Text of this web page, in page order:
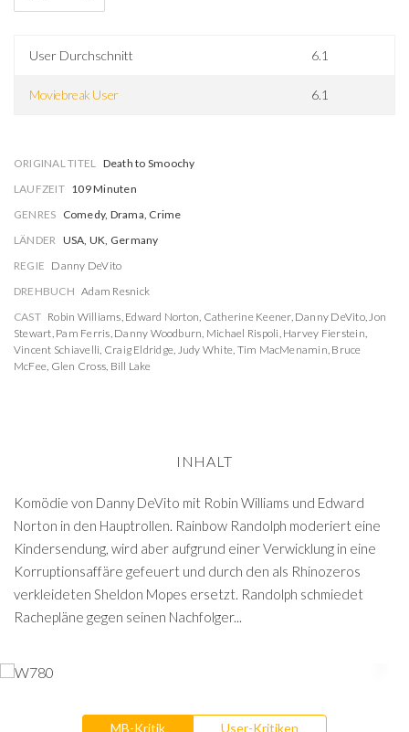
User Durchschnitt 6.1
Moviebreak User 6.1
ORIGINAL TITEL Death to Smoochy
LAUFZEIT 109 Minuten
GENRES Comedy, Drama, Crime
LÄNDER USA, UK, Germany
REGIE Danny DeVito
DREHBUCH Adam Resnick
CAST Robin Williams, Edward Norton, Catherine Keener, Danny DeVito,Jon
Stewart, Pam Ferris, Danny Woodburn, Michael Rispoli, Harvey Fierstein,
Vincent Schiavelli, Craig Eldridge, Judy White, Tim MacMenamin, Bruce
McFee, Glen Cross, Bill Lake
INHALT
Komödie von Danny DeVito mit Robin Williams und Edward
Norton in den Hauptrollen. Rainbow Randolph moderiert eine
Kindersendung, wird aber aufgrund einer Verwicklung in eine
Korruptionsaffäre gefeuert und durch den als Rhinozeros
verkleideten Sheldon Mopes ersetzt. Randolph schmiedet
Rachepläne gegen seinen Nachfolger...
MB-Kritik User-Kritiken